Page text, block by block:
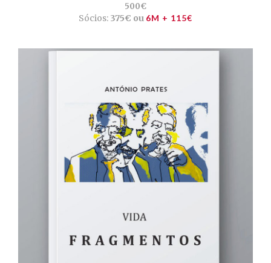
500€
Sócios: 375€ ou 6M + 115€